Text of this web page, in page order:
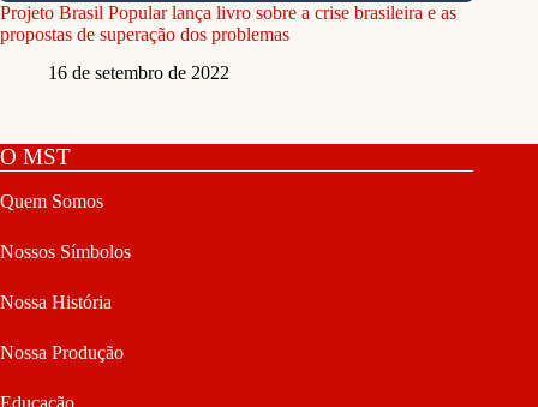
Projeto Brasil Popular lança livro sobre a crise brasileira e as
propostas de superação dos problemas
16 de setembro de 2022
O MST
Quem Somos
Nossos Símbolos
Nossa História
Nossa Produção
Educação